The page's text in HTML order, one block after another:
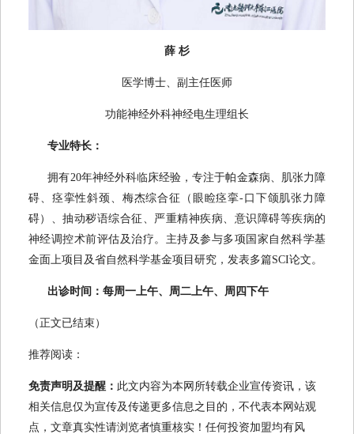
薛 杉
医学博士、副主任医师
功能神经外科神经电生理组长
专业特长：
拥有20年神经外科临床经验，专注于帕金森病、肌张力障
碍、痉挛性斜颈、梅杰综合征（眼睑痉挛-口下颌肌张力障
碍）、抽动秽语综合征、严重精神疾病、意识障碍等疾病的
神经调控术前评估及治疗。主持及参与多项国家自然科学基
金面上项目及省自然科学基金项目研究，发表多篇SCI论文。
出诊时间：每周一上午、周二上午、周四下午
（正文已结束）
推荐阅读：
免责声明及提醒： 此文内容为本网所转载企业宣传资讯，该
相关信息仅为宣传及传递更多信息之目的，不代表本网站观
点，文章真实性请浏览者慎重核实！任何投资加盟均有风